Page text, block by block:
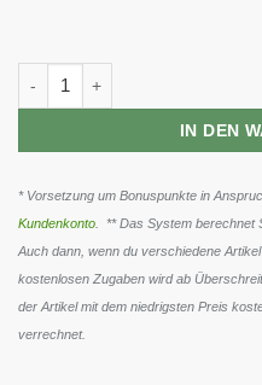
Peak Creatin Powder - 500g
IN DEN
* Vorsetzung um Bonuspunkte in
Kundenkonto . ** Das System berechnet
Auch dann, wenn du verschiedene
kostenlosen Zugaben wird ab
der Artikel mit dem niedrigsten Preis
verrechnet.